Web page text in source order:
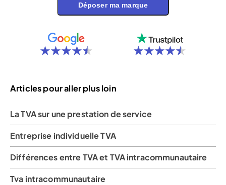
Déposer ma marque
Articles pour aller plus loin
La TVA sur une prestation de service
Entreprise individuelle TVA
Différences entre TVA et TVA intracommunautaire
Tva intracommunautaire